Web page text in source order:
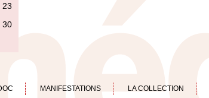
23
30
MANIFESTATIONS LA COLLECTION